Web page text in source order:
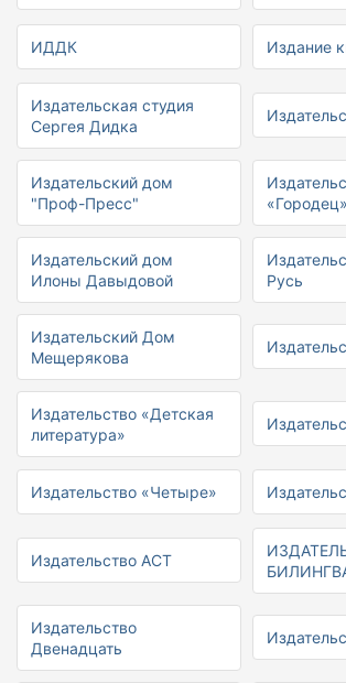
ИДДК Издание
Издательская студия
Сергея Дидка
Издательский дом
"Проф-Пресс"
«Городец»
Издательский дом
Илоны Давыдовой
Русь
Издательский Дом
Мещерякова
Издательство «Детская
литература»
Издательство «Четыре»
Издательство АСТ
Издательство
Двенадцать